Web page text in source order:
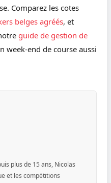
Comparez les cotes
belges agréés, et
guide de gestion de
week-end de course aussi
plus de 15 ans, Nicolas
et les compétitions